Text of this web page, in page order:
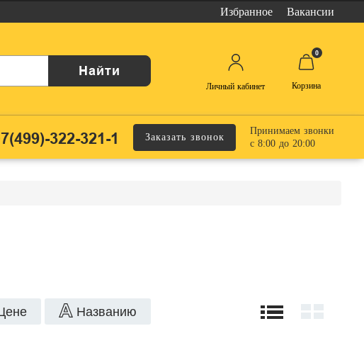
Избранное Вакансии
Найти
Личный кабинет Корзина
0
322-321-1 Заказать звонок
Принимаем звонки
с 8:00 до 20:00
Названию